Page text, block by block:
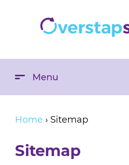
Menu
Home › Sitemap
Sitemap